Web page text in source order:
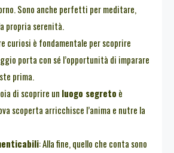
Sono anche perfetti per meditare,
propria serenità.
curiosi è fondamentale per scoprire
porta con sé l’opportunità di imparare
prima.
di scoprire un luogo segreto è
scoperta arricchisce l’anima e nutre la
: Alla fine, quello che conta sono